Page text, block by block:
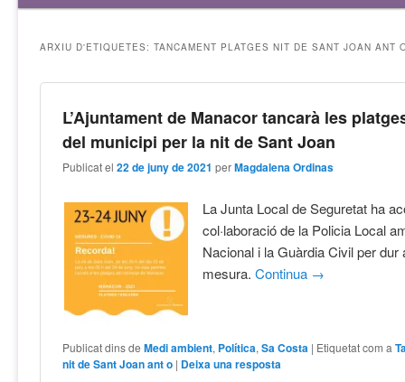
ARXIU D'ETIQUETES:TANCAMENT PLATGES NIT DE SANT JOAN ANT
L’Ajuntament de Manacor tancarà les
del municipi per la nit de Sant Joan
Publicat el22 de juny de 2021 perMagdalena Ordinas
La Junta Local de Seguretat ha
col·laboració de la Policia Local
Nacional i la Guàrdia Civil per
mesura.Continua →
Publicat dins de Medi ambient, Política,Sa Costa | Etiquetat com a
nit de Sant Joan ant o | Deixa una resposta